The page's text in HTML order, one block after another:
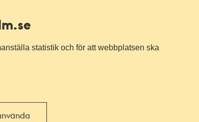
statistik och för att webbplatsen ska